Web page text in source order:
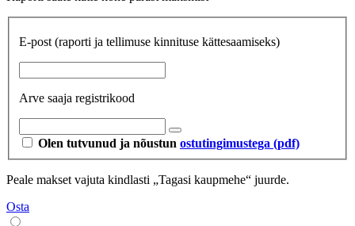
E-post (raporti ja tellimuse kinnituse kättesaamiseks)
Arve saaja registrikood
Olen tutvunud ja nõustun ostutingimustega (pdf)
Peale makset vajuta kindlasti „Tagasi kaupmehe“ juurde.
Osta